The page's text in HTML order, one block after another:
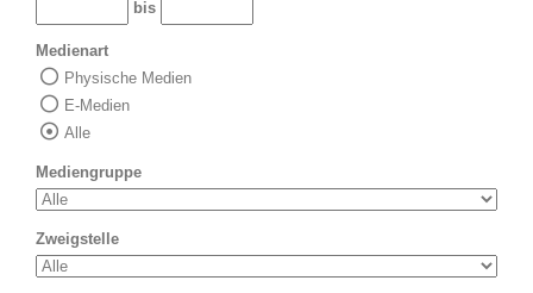
bis
Medienart
Physische Medien
E-Medien
Alle
Mediengruppe
Zweigstelle